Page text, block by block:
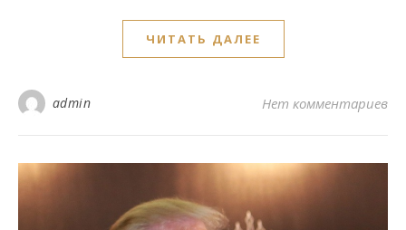
ЧИТАТЬ ДАЛЕЕ
admin Нет комментариев